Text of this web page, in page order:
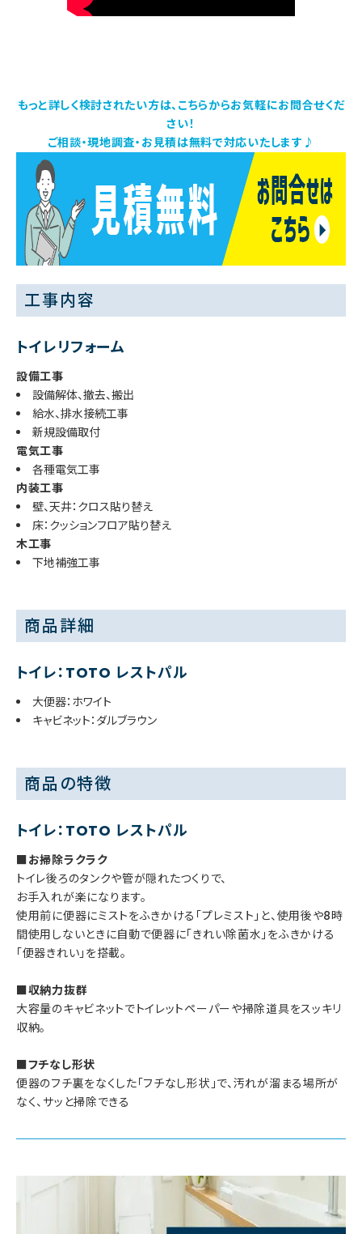
もっと詳しく検討されたい方は、こちらからお気軽にお問合せくだ
さい！
ご相談・現地調査・お見積は無料で対応いたします♪
工事内容
トイレリフォーム
設備工事
設備解体、撤去、搬出
給水、排水接続工事
新規設備取付
電気工事
各種電気工事
内装工事
壁、天井：クロス貼り替え
床：クッションフロア貼り替え
木工事
下地補強工事
商品詳細
トイレ：TOTO レストパル
大便器：ホワイト
キャビネット：ダルブラウン
商品の特徴
トイレ：TOTO レストパル
■お掃除ラクラク
トイレ後ろのタンクや管が隠れたつくりで、
お手入れが楽になります。
使用前に便器にミストをふきかける「プレミスト」と、使用後や8時
間使用しないときに自動で便器に「きれい除菌水」をふきかける
「便器きれい」を搭載。
■収納力抜群
大容量のキャビネットでトイレットペーパーや掃除道具をスッキリ
収納。
■フチなし形状
便器のフチ裏をなくした「フチなし形状」で、汚れが溜まる場所が
なく、サッと掃除できる